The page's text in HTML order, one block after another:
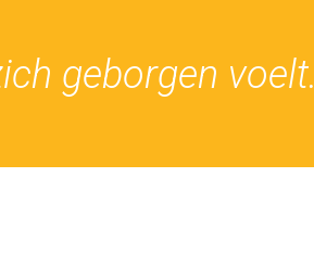
geborgen voelt.